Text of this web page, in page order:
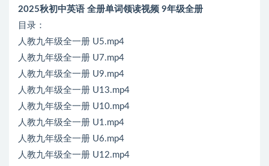
2025秋初中英语 全册单词领读视频 9年级全册
目录：
人教九年级全一册 U5.mp4
人教九年级全一册 U7.mp4
人教九年级全一册 U9.mp4
人教九年级全一册 U13.mp4
人教九年级全一册 U10.mp4
人教九年级全一册 U1.mp4
人教九年级全一册 U6.mp4
人教九年级全一册 U12.mp4